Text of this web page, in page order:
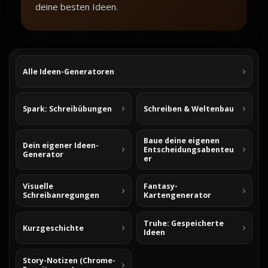
deine besten Ideen.
Alle Ideen-Generatoren
Spark: Schreibübungen Schreiben & Weltenbau
Dein eigener Ideen-
Generator
Baue deine eigenen
Entscheidungsabenteu
er
Visuelle
Schreibanregungen
Fantasy-
Kartengenerator
Kurzgeschichte
Truhe: Gespeicherte
Ideen
Story-Notizen (Chrome-